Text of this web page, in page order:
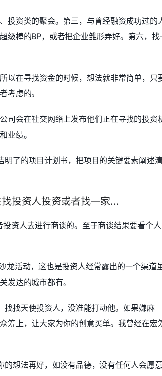
投资类的聚会。第三，与曾经融资成功过的
级棒的BP，或者把企业雏形弄好。第六，找
以在寻找资金的时候，想法就非常简单，只
考虑的。
司会在社交网络上发布他们正在寻找的投资
业绩。
了的项目计划书，把项目的关键要素阐述清
投资人投资或者找一家...
资人去进行商谈的。至于商谈结果要看个
龙活动，这也是投资人经常露出的一个渠道
发达的城市都有。
找天使投资人，没准能打动他。如果嫌麻
筹上，让大家为你的创意买单。我曾经在宏
想法再好，如没有品德，没有任何人会愿意